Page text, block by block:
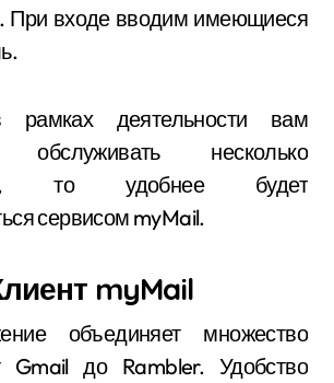
При входе вводим имеющиеся
деятельности вам
обслуживать несколько
то удобнее будет
сервисом myMail.
myMail
объединяет множество
Gmail до Rambler. Удобство